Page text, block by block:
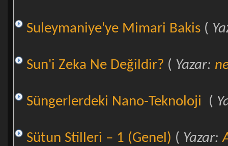
Suleymaniye'ye Mimari Bakis(
Sun'i Zeka Ne Değildir? ( Yazar:
Süngerlerdeki Nano-Teknoloji (
Sütun Stilleri – 1 (Genel) ( Yazar: